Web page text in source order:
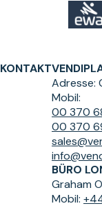
KONTAKT
Adresse:
Mobil:
00 370
00 370
BÜRO
Graham
Mobil: